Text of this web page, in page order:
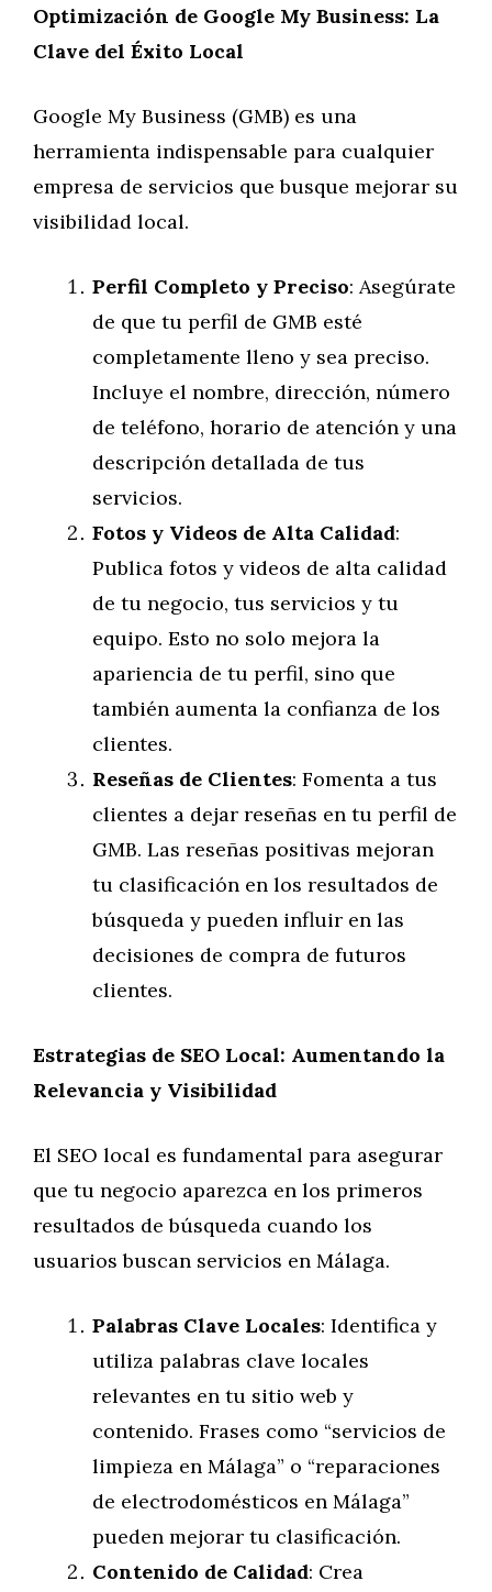
Optimización de Google My Business: La
Clave del Éxito Local
Google My Business (GMB) es una
herramienta indispensable para cualquier
empresa de servicios que busque mejorar su
visibilidad local.
Perfil Completo y Preciso: Asegúrate
de que tu perfil de GMB esté
completamente lleno y sea preciso.
Incluye el nombre, dirección, número
de teléfono, horario de atención y una
descripción detallada de tus
servicios.
Fotos y Videos de Alta Calidad:
Publica fotos y videos de alta calidad
de tu negocio, tus servicios y tu
equipo. Esto no solo mejora la
apariencia de tu perfil, sino que
también aumenta la confianza de los
clientes.
Reseñas de Clientes: Fomenta a tus
clientes a dejar reseñas en tu perfil de
GMB. Las reseñas positivas mejoran
tu clasificación en los resultados de
búsqueda y pueden influir en las
decisiones de compra de futuros
clientes.
Estrategias de SEO Local: Aumentando la
Relevancia y Visibilidad
El SEO local es fundamental para asegurar
que tu negocio aparezca en los primeros
resultados de búsqueda cuando los
usuarios buscan servicios en Málaga.
Palabras Clave Locales: Identifica y
utiliza palabras clave locales
relevantes en tu sitio web y
contenido. Frases como “servicios de
limpieza en Málaga” o “reparaciones
de electrodomésticos en Málaga”
pueden mejorar tu clasificación.
Contenido de Calidad: Crea